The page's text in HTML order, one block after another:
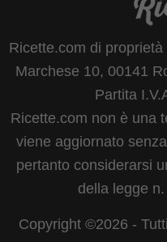
Ricette.com di
Marchese 10, 00141
Partita
Ricette.com non è una
viene aggiornato
pertanto considerarsi
della legge
Copyright ©2026 -